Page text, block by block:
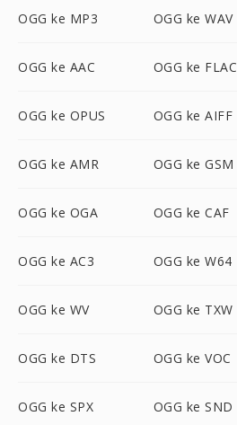
OGG ke MP3 OGG ke WAV
OGG ke AAC OGG ke FLAC
OGG ke OPUS OGG ke AIFF
OGG ke AMR OGG ke GSM
OGG ke OGA OGG ke CAF
OGG ke AC3 OGG ke W64
OGG ke WV OGG ke TXW
OGG ke DTS OGG ke VOC
OGG ke SPX OGG ke SND